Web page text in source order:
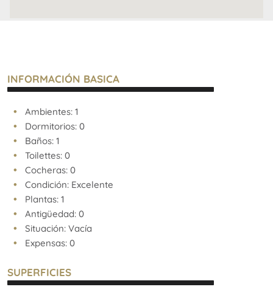
INFORMACIÓN BASICA
Ambientes: 1
Dormitorios: 0
Baños: 1
Toilettes: 0
Cocheras: 0
Condición: Excelente
Plantas: 1
Antigüedad: 0
Situación: Vacía
Expensas: 0
SUPERFICIES